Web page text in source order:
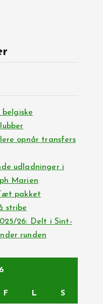
opnår transfers
udladninger i
Marien
pakket
stribe
26: Delt i Sint-
runden
F L S